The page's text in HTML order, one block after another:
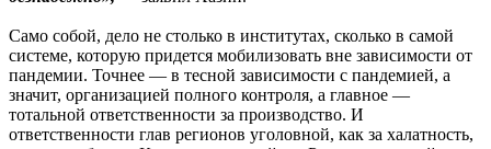
Само собой, дело не столько в институтах, сколько в самой
системе, которую придется мобилизовать вне зависимости от
пандемии. Точнее — в тесной зависимости с пандемией, а
значит, организацией полного контроля, а главное —
тотальной ответственности за производство. И
ответственности глав регионов уголовной, как за халатность,